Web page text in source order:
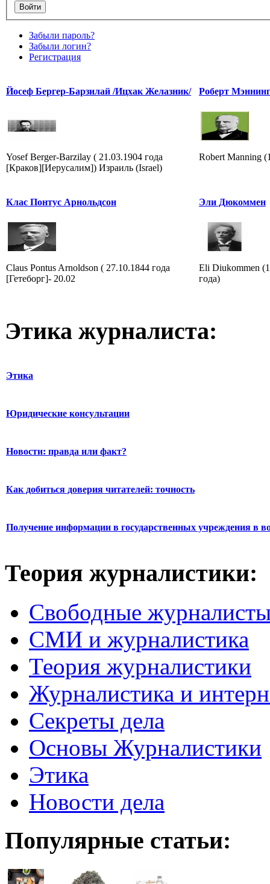
Забыли пароль?
Забыли логин?
Регистрация
Йосеф Бергер-Барзилай /Ицхак Желазник/
Yosef Berger-Barzilay ( 21.03.1904 года
[Краков][Иерусалим]) Израиль (Israel)
Роберт Мэннинг
Robert Manning
Клас Понтус Арнольдсон
Claus Pontus Arnoldson ( 27.10.1844 года
[Гетеборг]- 20.02
Эли Дюкоммен
Eli Diukommen
года)
Этика журналиста:
Этика
Юридические консультации
Новости: правда или факт?
Как добиться доверия читателей: точность
Получение информации в государственных учреждения в
Теория журналистики:
Свободные
СМИ и журналистика
Теория журналистики
Журналистика и
Секреты дела
Основы Журналистики
Этика
Новости дела
Популярные статьи: